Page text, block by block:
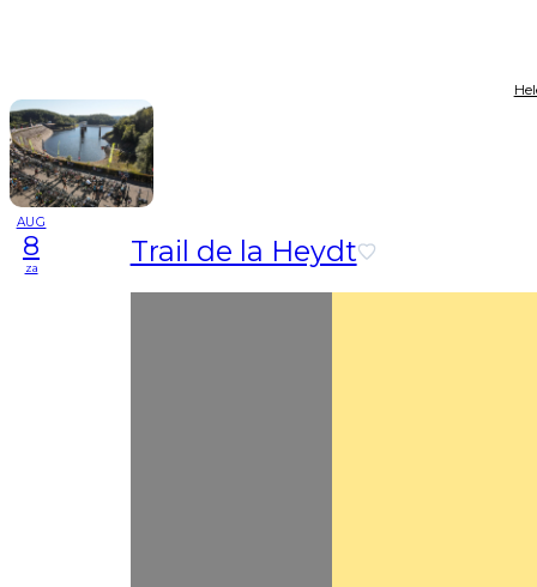
AUG
8
za Trail de la Heydt